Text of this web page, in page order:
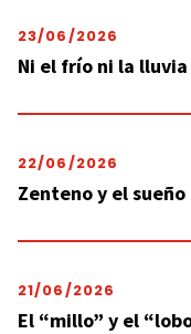
23/06/2026
Ni el frío ni la
22/06/2026
Zenteno y el
21/06/2026
El “millo” y el